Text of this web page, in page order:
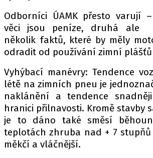
Odborníci ÚAMK přesto varují
věci jsou peníze, druhá ale
několik faktů, které by měly
odradit od používání zimní plášťů
Vyhýbací manévry: Tendence
létě na zimních pneu je
naklánění a tendence
hranici přilnavosti. Kromě stavby
je to dáno také směsí
teplotách zhruba nad + 7 stupňů
měkčí a vláčnější.